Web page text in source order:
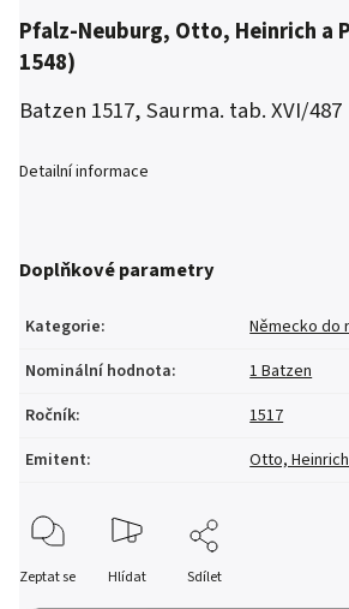
Pfalz-Neuburg, Otto, Heinrich a
1548)
Batzen 1517, Saurma. tab. XVI/487
Detailní informace
Doplňkové parametry
Kategorie:
Německo do
Nominální hodnota:
1 Batzen
Ročník:
1517
Emitent: Otto,
Zeptat se Hlídat Sdílet